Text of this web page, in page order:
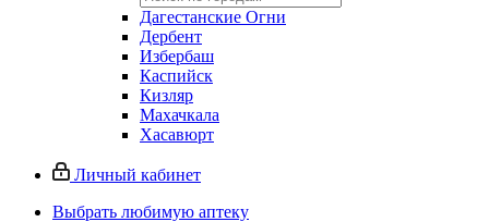
Дагестанские Огни
Дербент
Избербаш
Каспийск
Кизляр
Махачкала
Хасавюрт
Личный кабинет
Выбрать любимую аптеку